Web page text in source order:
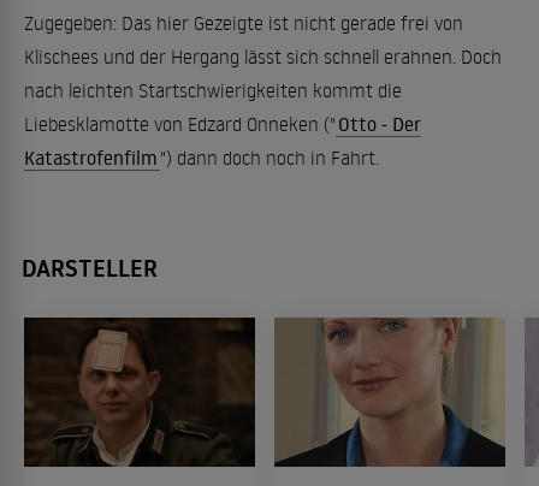
Zugegeben: Das hier Gezeigte ist nicht gerade frei von
Klischees und der Hergang lässt sich schnell erahnen. Doch
nach leichten Startschwierigkeiten kommt die
Liebesklamotte von Edzard Onneken (" Otto - Der
Katastrofenfilm ") dann doch noch in Fahrt.
DARSTELLER